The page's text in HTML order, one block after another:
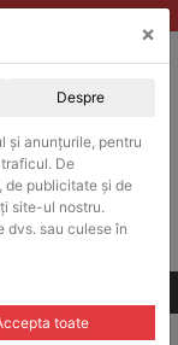
SEAP / SICAP
CAUTARE
Precision
×
Despre
și anunțurile, pentru
De
de publicitate și de
site-ul nostru.
dvs. sau culese în
toate